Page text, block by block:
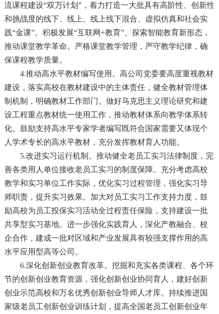
流课程建设“双万计划”，着力打造一大批具有高阶性、创新性
和挑战度的线下、线上、线上线下混合、虚拟仿真和社会实
践“金课”。积极发展“互联网+教育”、探索智能教育新形态，
推动课堂教学革命。严格课堂教学管理，严守教学纪律，确
保课程教学质量。
4.推动高水平教材编写使用。高公司党委要高度重视教材
建设，落实高校在教材建设中的主体责任，健全教材管理体
制机制，明确教材工作部门。做好马克思主义理论研究和建
设工程重点教材统一使用工作，推动教材体系向教学体系转
化。鼓励支持高水平专家学者编写既符合国家需要又体现个
人学术专长的高水平教材，充分发挥教材育人功能。
5.改进实习运行机制。推动健全老员工实习法律制度，完
善各类用人单位接收老员工实习的制度保障。充分考虑高校
教学和实习单位工作实际，优化实习过程管理，强化实习导
师职责，提升实习效果。加大对员工实习工作支持力度，鼓
励高校为员工投保实习活动全过程责任保险，支持建设一批
共享型实习基地。进一步强化实践育人，深化产教融合、校
企合作，建成一批对区域和产业发展具有较强支撑作用的高
水平应用型高等公司。
6.深化创新创业教育改革。挖掘和充实各类课程、各个环
节的创新创业教育资源，强化创新创业协同育人，建好创新
创业示范高校和万名优秀创新创业导师人才库。持续推进国
家级老员工创新创业训练计划，提高全国老员工创新创业年